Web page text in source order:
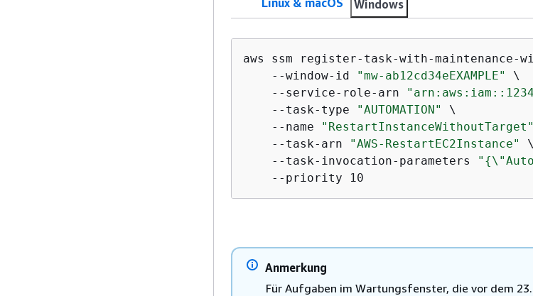
Windows
aws ssm register-task-with-maintenance-
    --window-id
"mw-ab12cd34eEXAMPLE"
\
    --service-role-arn
    --task-type
"AUTOMATION"
\
    --name
"RestartInstanceWithoutTarget"
    --task-arn
"AWS-RestartEC2Instance"
\
    --task-invocation-parameters
" {
    --priority 10
Anmerkung
Für Aufgaben im Wartungsfenster, die vor dem